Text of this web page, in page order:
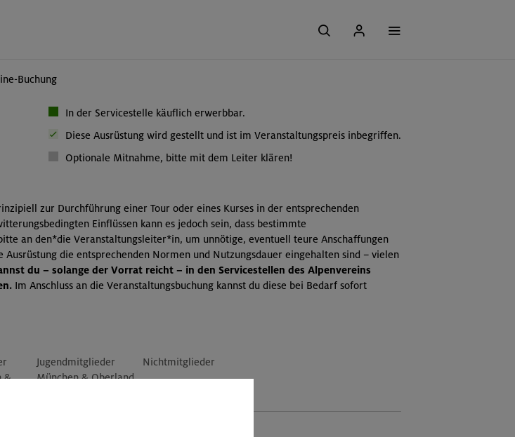
Buchung
In der Servicestelle käuflich erwerbbar.
Diese Ausrüstung wird gestellt und ist im Veranstaltungspreis inbegriffen.
Optionale Mitnahme, bitte mit dem Leiter klären!
zur Durchführung einer Tour oder eines Kurses in der entsprechenden
Einflüssen kann es jedoch sein, dass bestimmte
an den*die Veranstaltungsleiter*in, um unnötige, eventuell teure Anschaffungen
die entsprechenden Normen und Nutzungsdauer eingehalten sind – vielen
du – solange der Vorrat reicht – in den Servicestellen des Alpenvereins
Im Anschluss an die Veranstaltungsbuchung kannst du diese bei Bedarf sofort
&
Jugendmitglieder
München & Oberland
Nichtmitglieder